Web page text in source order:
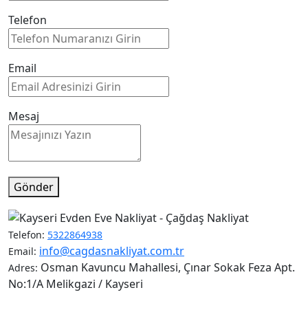
Telefon
Email
Mesaj
Gönder
Telefon: 5322864938
Email: info@cagdasnakliyat.com.tr
Adres: Osman Kavuncu Mahallesi, Çınar Sokak Feza Apt.
No:1/A Melikgazi / Kayseri